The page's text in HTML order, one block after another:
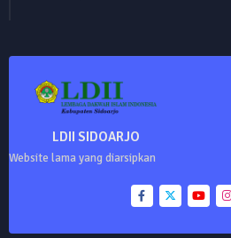
LDII SIDOARJO
Website lama yang diarsipkan